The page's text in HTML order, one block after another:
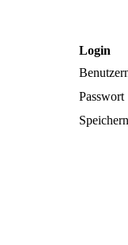
Login
Passwort
Speichern